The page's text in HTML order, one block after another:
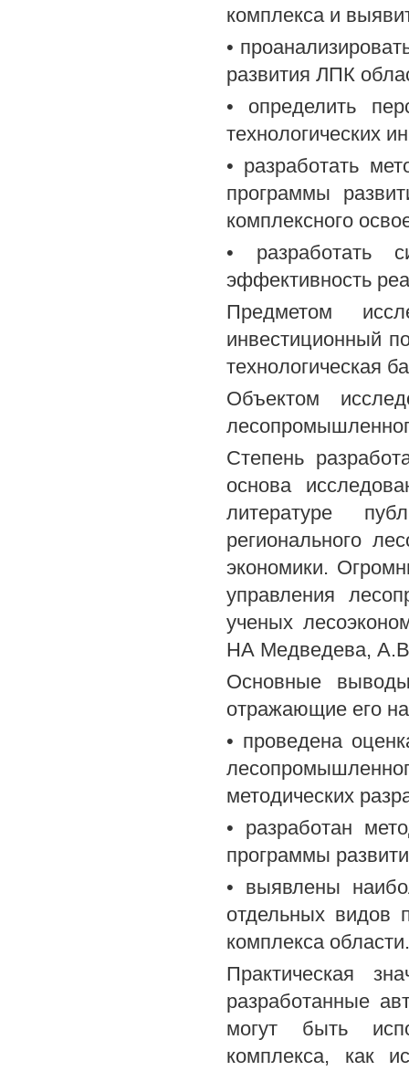
комплекса и
•
развития ЛПК
• определить
технологических
• разработать
программы
комплексного
• разработать
эффективность
Предметом
инвестиционный
технологическая
Объектом
Степень
основа
литературе
регионального
экономики.
управления
ученых
НА Медведева,
Основные выводы
отражающие его
• проведена
методических
• разработан
программы
• выявлены
отдельных видов
комплекса области.
Практическая
разработанные
могут быть
комплекса, как